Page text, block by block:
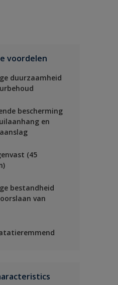
voordelen
duurzaamheid
bescherming
en
(45
bestandheid
van